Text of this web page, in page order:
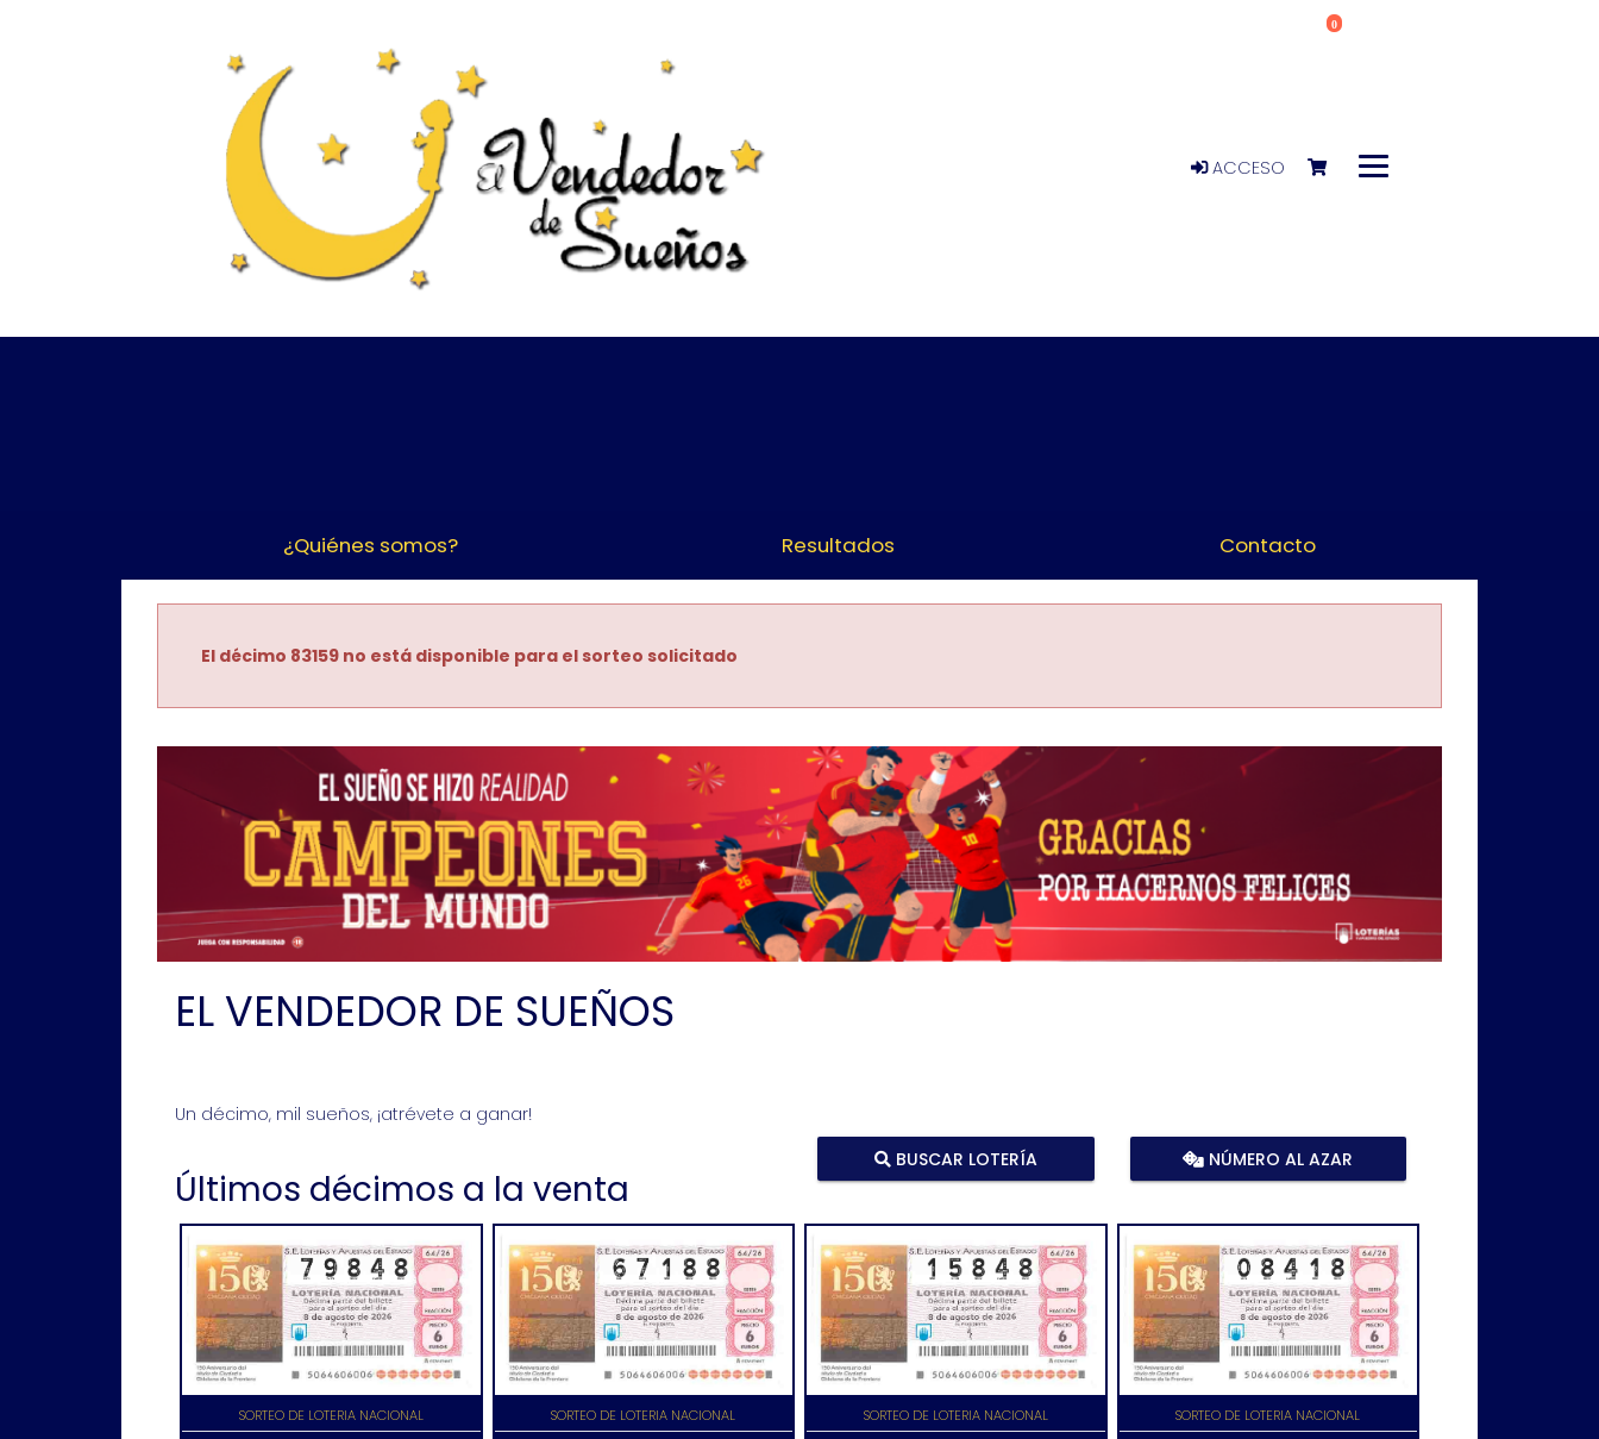
ACCESO
0
¿Quiénes somos? Resultados Contacto
El décimo 83159 no está disponible para el sorteo solicitado
EL VENDEDOR DE SUEÑOS
Un décimo, mil sueños, ¡atrévete a ganar!
Últimos décimos a la venta
BUSCAR LOTERÍA NÚMERO AL AZAR
SORTEO DE LOTERIA NACIONAL
SORTEO DE LOTERIA NACIONAL
SORTEO DE LOTERIA NACIONAL
SORTEO DE LOTERIA NACIONAL